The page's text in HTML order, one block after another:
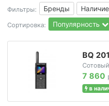
Фильтры: Бренды Наличие
Сортировка: Популярность
BQ
7 860
в